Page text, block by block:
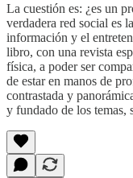
La cuestión es: ¿es un
verdadera red social es
información y el
libro, con una revista
física, a poder ser
de estar en manos de
contrastada y
y fundado de los temas,